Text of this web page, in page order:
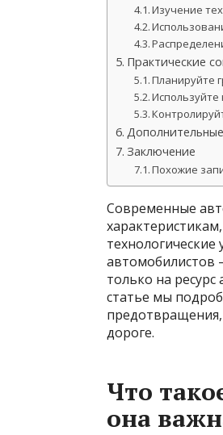
Изучение
Практические
Планируйте
Используйте
Заключение
Похожие
Современные
автомобилистов
только на
статье мы
предотвращения,
дороге.
Что
она